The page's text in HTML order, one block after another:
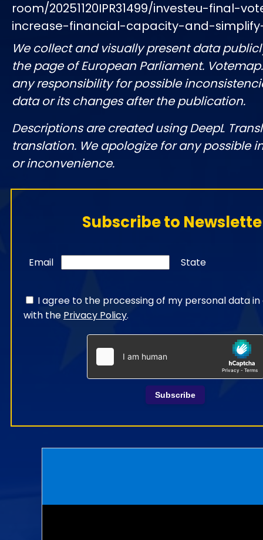
room/20251120IPR31499/investeu-final-
increase-financial-capacity-and-
We collect and visually present data
the page of European Parliament.
any responsibility for possible
data or its changes after the publication.
Descriptions are created using DeepL
translation. We apologize for any possible
or inconvenience.
Subscribe to
Email State
I agree to the processing of my personal data
with the Privacy Policy.
Subscribe